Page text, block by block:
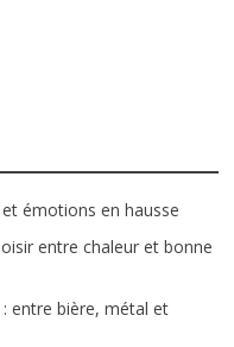
émotions en hausse
entre chaleur et bonne
entre bière, métal et